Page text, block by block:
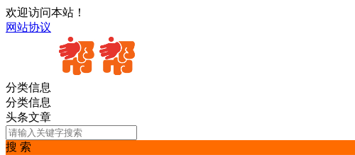
欢迎访问本站！
网站协议
分类信息
分类信息
头条文章
搜 索